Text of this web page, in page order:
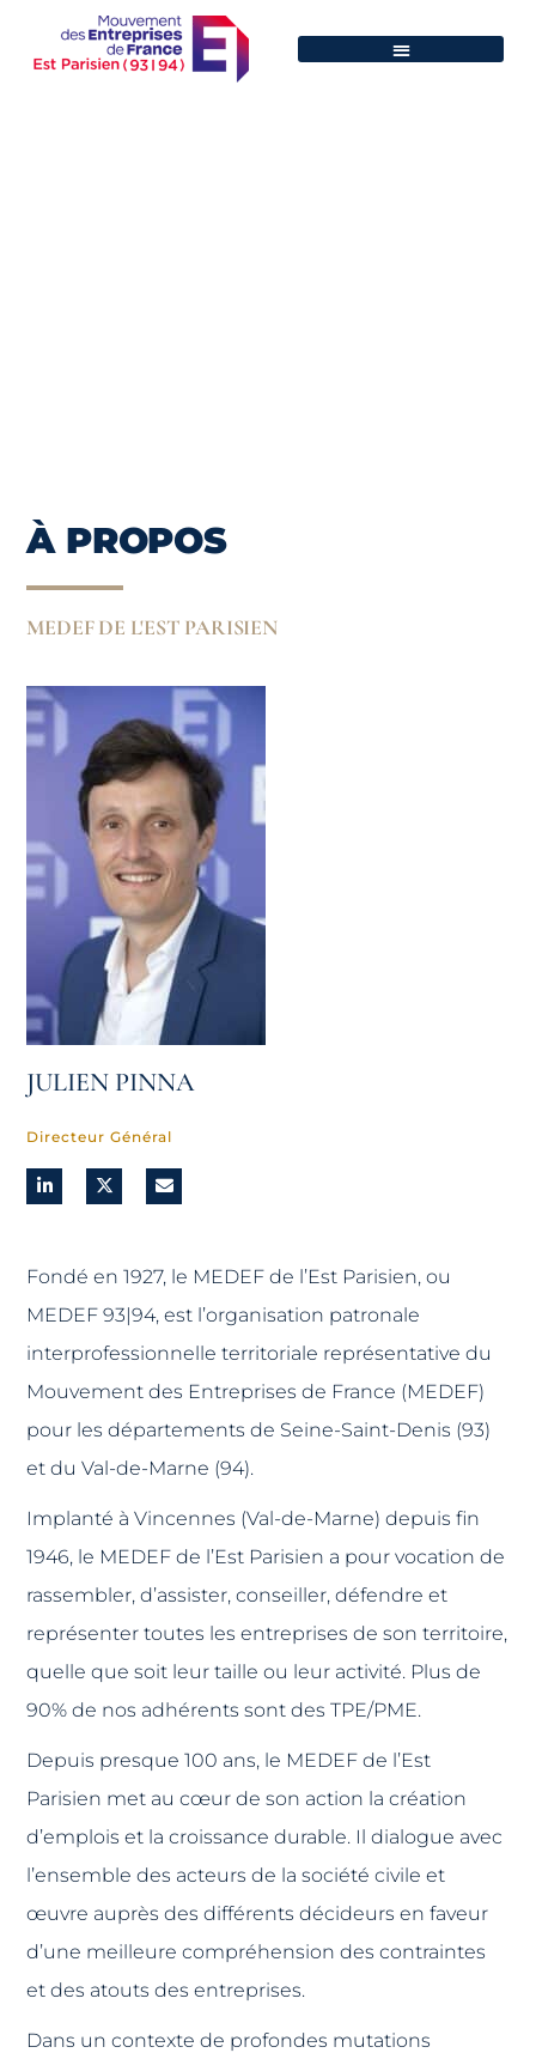
À PROPOS
MEDEF DE L'EST PARISIEN
JULIEN PINNA
Directeur Général
Fondé en 1927, le MEDEF de l’Est Parisien, ou
MEDEF 93|94, est l’organisation patronale
interprofessionnelle territoriale représentative du
Mouvement des Entreprises de France (MEDEF)
pour les départements de Seine-Saint-Denis (93)
et du Val-de-Marne (94).
Implanté à Vincennes (Val-de-Marne) depuis fin
1946, le MEDEF de l’Est Parisien a pour vocation de
rassembler, d’assister, conseiller, défendre et
représenter toutes les entreprises de son territoire,
quelle que soit leur taille ou leur activité. Plus de
90% de nos adhérents sont des TPE/PME.
Depuis presque 100 ans, le MEDEF de l’Est
Parisien met au cœur de son action la création
d’emplois et la croissance durable. Il dialogue avec
l’ensemble des acteurs de la société civile et
œuvre auprès des différents décideurs en faveur
d’une meilleure compréhension des contraintes
et des atouts des entreprises.
Dans un contexte de profondes mutations